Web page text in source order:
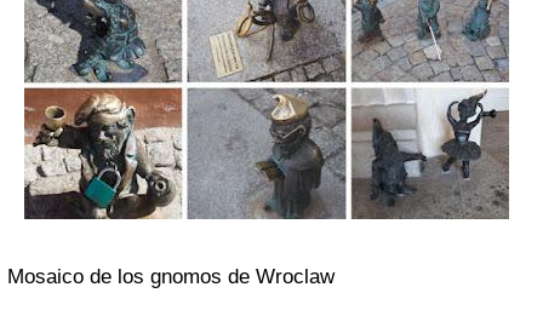
Mosaico de los gnomos de Wroclaw